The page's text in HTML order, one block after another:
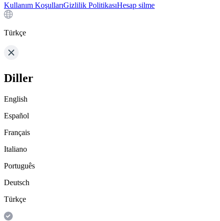
Kullanım KoşullarıGizlilik PolitikasıHesap silme
Türkçe
Diller
English
Español
Français
Italiano
Português
Deutsch
Türkçe